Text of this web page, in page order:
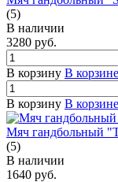
(5)
В наличии
3280 руб.
В корзину В корзине
В корзину В корзине
Мяч гандбольный
(5)
В наличии
1640 руб.